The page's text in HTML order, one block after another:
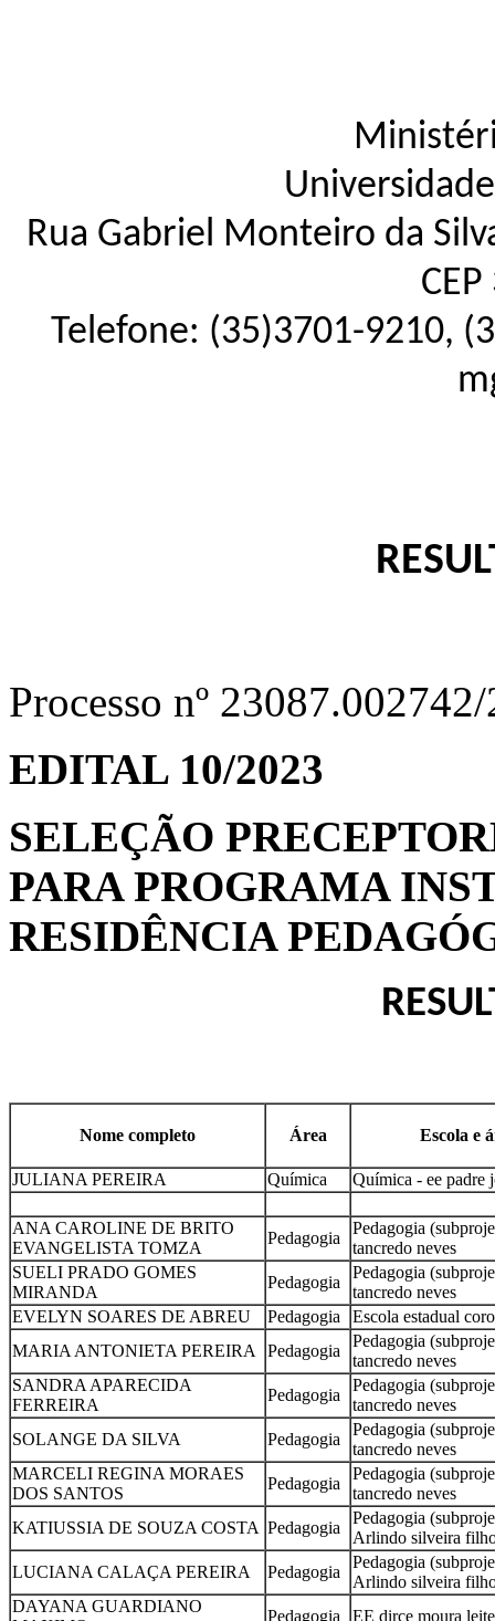
Rua Gabriel Monteiro da
Telefone: (35)3701-9210,
Processo nº
EDITAL 10/2023
SELEÇÃO
PARA PROGRAMA
RESIDÊNCIA
Nome completo Área Escola e
JULIANA PEREIRA Química Química - ee padre
ANA CAROLINE DE BRITO
EVANGELISTA TOMZA
Pedagogia
Pedagogia
tancredo neves
SUELI PRADO GOMES
MIRANDA
Pedagogia
Pedagogia
tancredo neves
EVELYN SOARES DE ABREU
Pedagogia
Escola estadual
MARIA ANTONIETA PEREIRA
Pedagogia
Pedagogia
tancredo neves
SANDRA APARECIDA
FERREIRA
Pedagogia
Pedagogia
tancredo neves
SOLANGE DA SILVA
Pedagogia
Pedagogia
tancredo neves
MARCELI REGINA MORAES
DOS SANTOS
Pedagogia
Pedagogia
tancredo neves
KATIUSSIA DE SOUZA COSTA Pedagogia
Pedagogia
Arlindo silveira
LUCIANA CALAÇA PEREIRA
Pedagogia
Pedagogia
Arlindo silveira
DAYANA GUARDIANO
Pedagogia EE dirce moura leite